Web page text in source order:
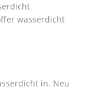
wasserdicht
in. Neu